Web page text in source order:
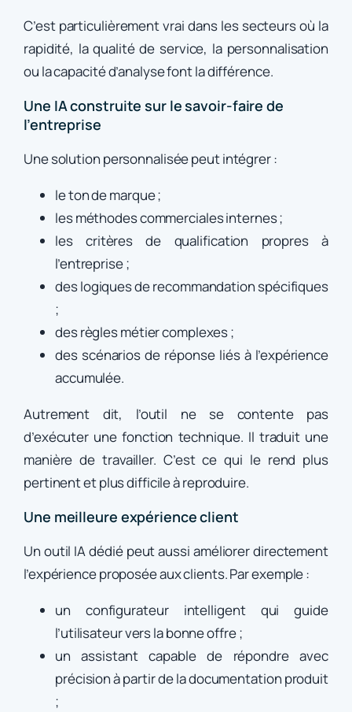
C’est particulièrement vrai dans les secteurs où la
rapidité, la qualité de service, la personnalisation
ou la capacité d’analyse font la différence.
Une IA construite sur le savoir-faire de
l’entreprise
Une solution personnalisée peut intégrer :
le ton de marque ;
les méthodes commerciales internes ;
les critères de qualification propres à
l’entreprise ;
des logiques de recommandation spécifiques
;
des règles métier complexes ;
des scénarios de réponse liés à l’expérience
accumulée.
Autrement dit, l’outil ne se contente pas
d’exécuter une fonction technique. Il traduit une
manière de travailler. C’est ce qui le rend plus
pertinent et plus difficile à reproduire.
Une meilleure expérience client
Un outil IA dédié peut aussi améliorer directement
l’expérience proposée aux clients. Par exemple :
un configurateur intelligent qui guide
l’utilisateur vers la bonne offre ;
un assistant capable de répondre avec
précision à partir de la documentation produit
;